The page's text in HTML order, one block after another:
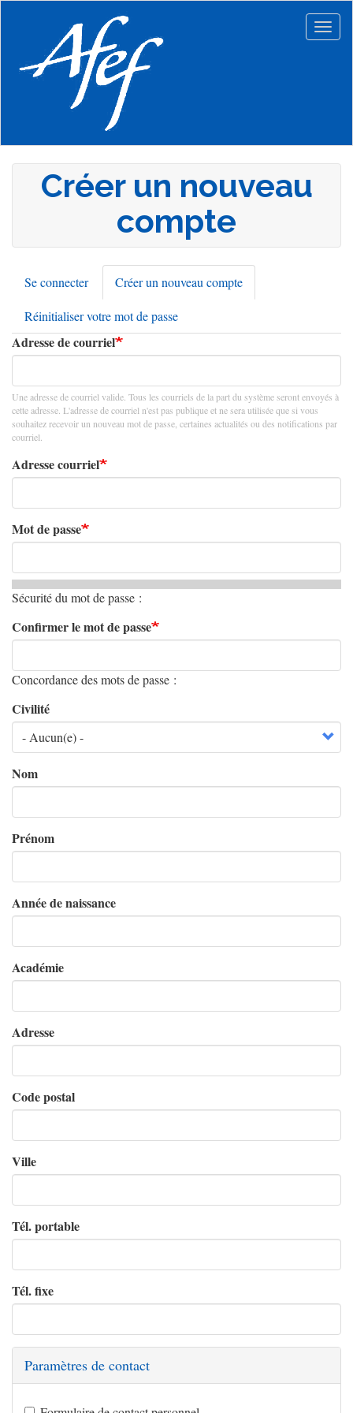
principal
Créer un nouveau
compte
Onglets
principaux
Se connecter Créer un nouveau compte
actif)
Réinitialiser votre mot de passe
Adresse de courriel
Une adresse de courriel valide. Tous les courriels de la part du système seront envoyés à
cette adresse. L'adresse de courriel n'est pas publique et ne sera utilisée que si vous
souhaitez recevoir un nouveau mot de passe, certaines actualités ou des notifications par
courriel.
Adresse courriel
Mot de passe
Sécurité du mot de passe :
Confirmer le mot de passe
Concordance des mots de passe :
Civilité
Nom
Prénom
Année de naissance
Académie
Adresse
Code postal
Ville
Tél. portable
Tél. fixe
Paramètres de contact